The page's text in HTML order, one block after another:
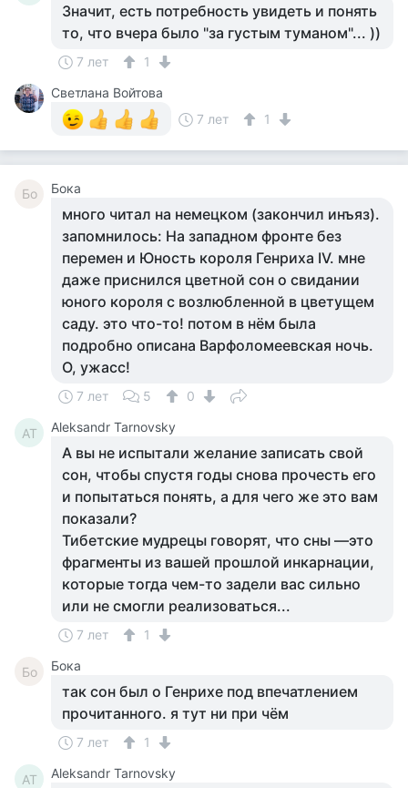
Значит, есть потребность увидеть и понять
то, что вчера было "за густым туманом"... ))
7 лет
1
Светлана Войтова
7 лет
1
Бо Бока
много читал на немецком (закончил инъяз).
запомнилось: На западном фронте без
перемен и Юность короля Генриха IV. мне
даже приснился цветной сон о свидании
юного короля с возлюбленной в цветущем
саду. это что-то! потом в нём была
подробно описана Варфоломеевская ночь.
О, ужасс!
7 лет 5 0
AT Aleksandr Tarnovsky
А вы не испытали желание записать свой
сон, чтобы спустя годы снова прочесть его
и попытаться понять, а для чего же это вам
показали?
Тибетские мудрецы говорят, что сны —это
фрагменты из вашей прошлой инкарнации,
которые тогда чем-то задели вас сильно
или не смогли реализоваться...
7 лет 1
Бо Бока
так сон был о Генрихе под впечатлением
прочитанного. я тут ни при чём
7 лет 1
AT Aleksandr Tarnovsky